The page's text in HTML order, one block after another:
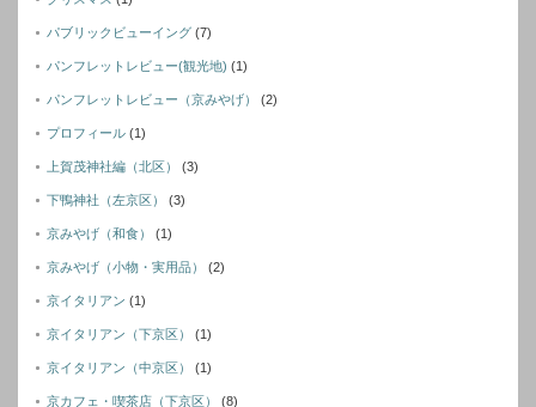
パブリックビューイング (7)
パンフレットレビュー(観光地) (1)
パンフレットレビュー（京みやげ） (2)
プロフィール (1)
上賀茂神社編（北区） (3)
下鴨神社（左京区） (3)
京みやげ（和食） (1)
京みやげ（小物・実用品） (2)
京イタリアン (1)
京イタリアン（下京区） (1)
京イタリアン（中京区） (1)
京カフェ・喫茶店（下京区） (8)